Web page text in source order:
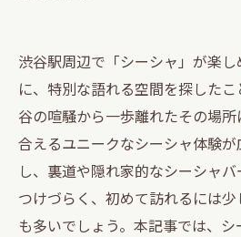
渋谷駅周辺で「シーシャ」が楽
に、特別な語れる空間を探した
谷の喧騒から一歩離れたその場
合えるユニークなシーシャ体験
し、裏道や隠れ家的なシーシャ
つけづらく、初めて訪れるには
も多いでしょう。本記事では、